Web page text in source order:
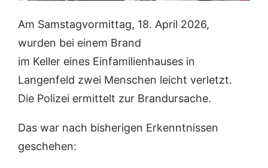
Am Samstagvormittag, 18. April 2026,
wurden bei einem Brand
im Keller eines Einfamilienhauses in
Langenfeld zwei Menschen leicht verletzt.
Die Polizei ermittelt zur Brandursache.
Das war nach bisherigen Erkenntnissen
geschehen: